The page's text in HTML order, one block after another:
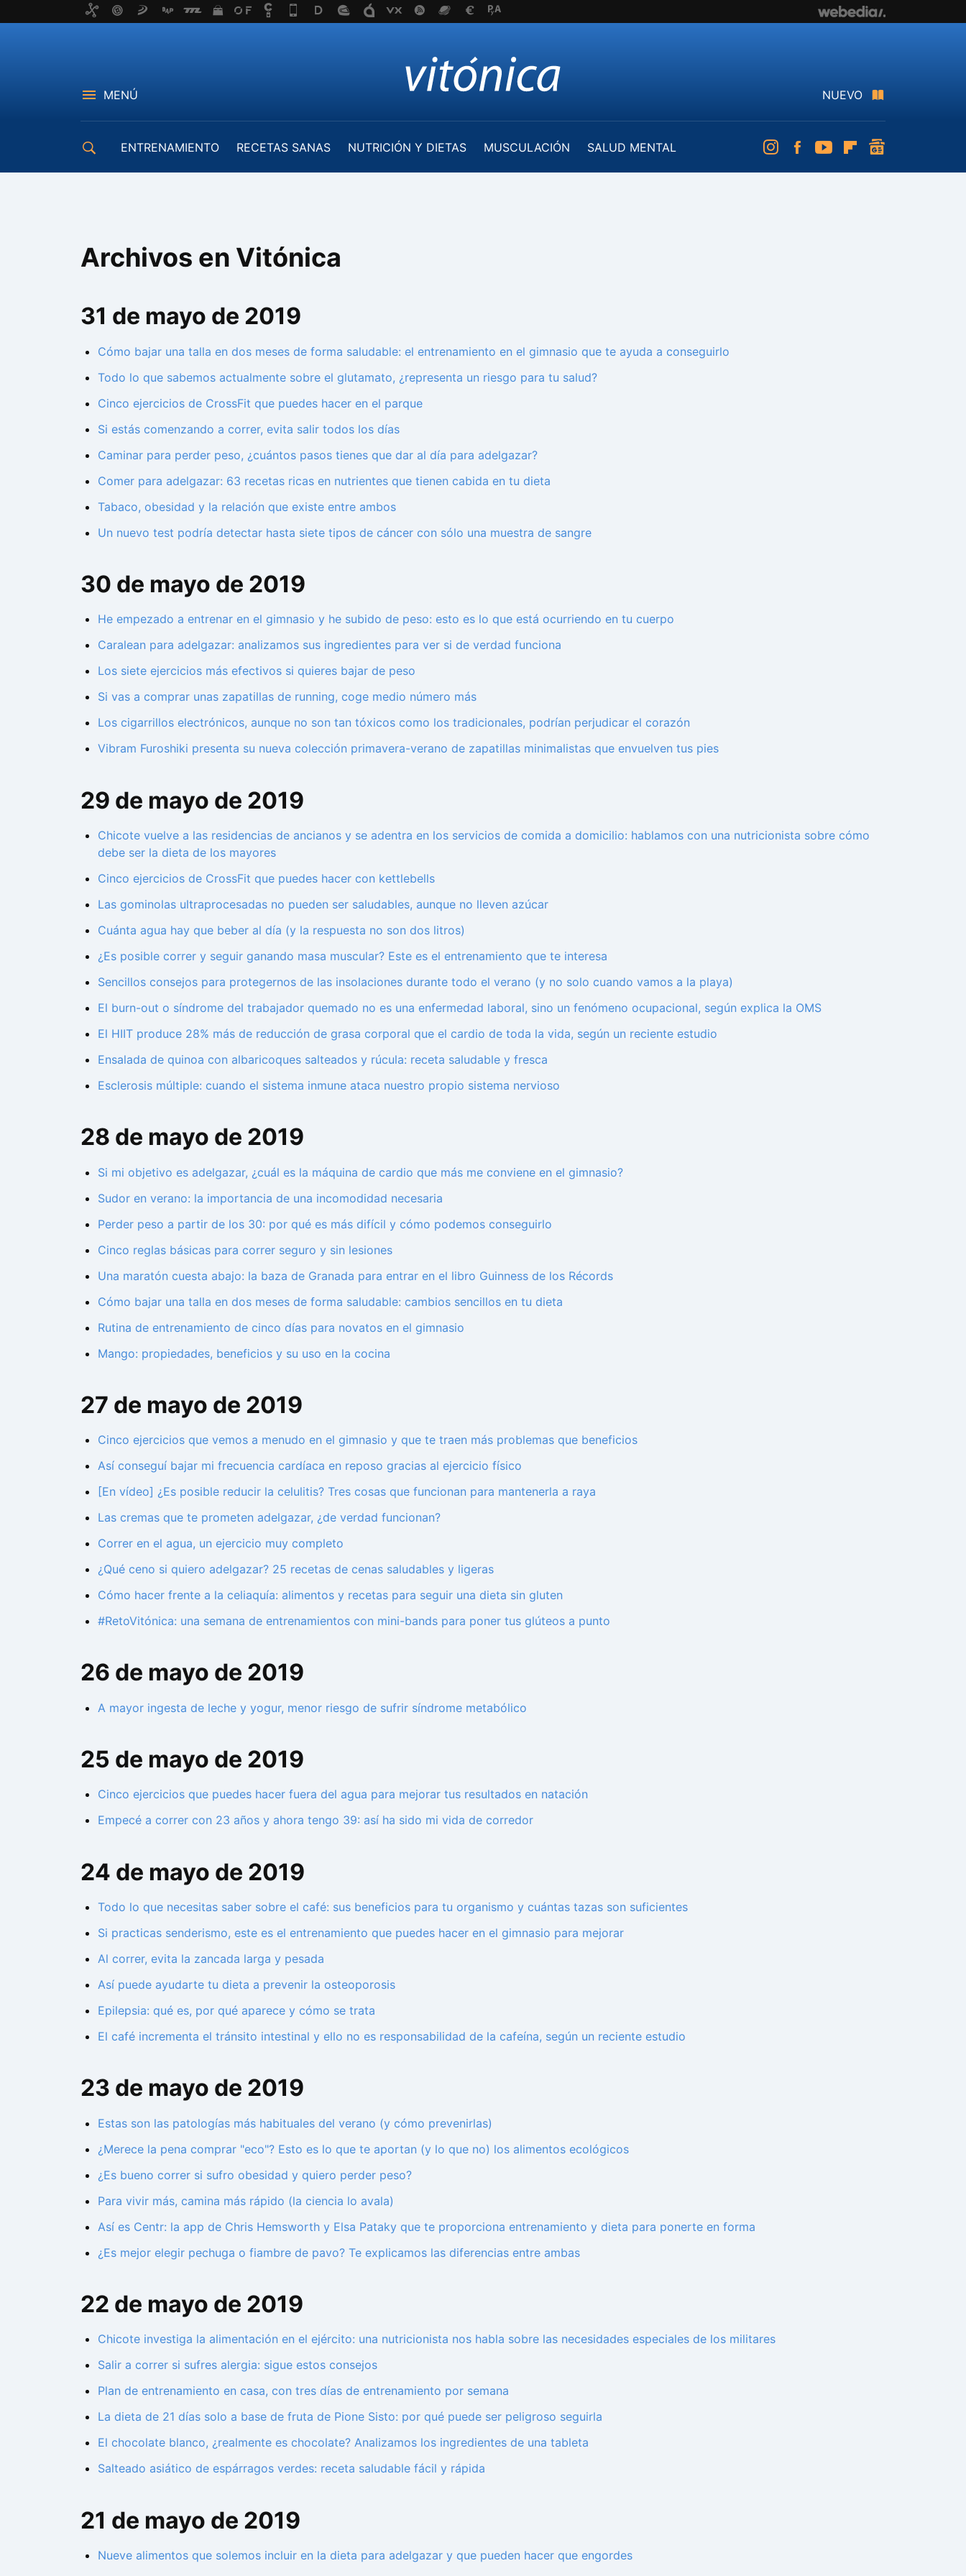
MENÚ NUEVO
ENTRENAMIENTO RECETAS SANAS NUTRICIÓN Y DIETAS MUSCULACIÓN
SALUD MENTAL
InstagramFacebookYoutubeFlipboard
Archivos en Vitónica
31 de mayo de 2019
Cómo bajar una talla en dos meses de forma saludable: el entrenamiento en el gimnasio que te ayuda a conseguirlo
Todo lo que sabemos actualmente sobre el glutamato, ¿representa un riesgo para tu salud?
Cinco ejercicios de CrossFit que puedes hacer en el parque
Si estás comenzando a correr, evita salir todos los días
Caminar para perder peso, ¿cuántos pasos tienes que dar al día para adelgazar?
Comer para adelgazar: 63 recetas ricas en nutrientes que tienen cabida en tu dieta
Tabaco, obesidad y la relación que existe entre ambos
Un nuevo test podría detectar hasta siete tipos de cáncer con sólo una muestra de sangre
30 de mayo de 2019
He empezado a entrenar en el gimnasio y he subido de peso: esto es lo que está ocurriendo en tu cuerpo
Caralean para adelgazar: analizamos sus ingredientes para ver si de verdad funciona
Los siete ejercicios más efectivos si quieres bajar de peso
Si vas a comprar unas zapatillas de running, coge medio número más
Los cigarrillos electrónicos, aunque no son tan tóxicos como los tradicionales, podrían perjudicar el corazón
Vibram Furoshiki presenta su nueva colección primavera-verano de zapatillas minimalistas que envuelven tus pies
29 de mayo de 2019
Chicote vuelve a las residencias de ancianos y se adentra en los servicios de comida a domicilio: hablamos con una nutricionista sobre cómo
debe ser la dieta de los mayores
Cinco ejercicios de CrossFit que puedes hacer con kettlebells
Las gominolas ultraprocesadas no pueden ser saludables, aunque no lleven azúcar
Cuánta agua hay que beber al día (y la respuesta no son dos litros)
¿Es posible correr y seguir ganando masa muscular? Este es el entrenamiento que te interesa
Sencillos consejos para protegernos de las insolaciones durante todo el verano (y no solo cuando vamos a la playa)
El burn-out o síndrome del trabajador quemado no es una enfermedad laboral, sino un fenómeno ocupacional, según explica la OMS
El HIIT produce 28% más de reducción de grasa corporal que el cardio de toda la vida, según un reciente estudio
Ensalada de quinoa con albaricoques salteados y rúcula: receta saludable y fresca
Esclerosis múltiple: cuando el sistema inmune ataca nuestro propio sistema nervioso
28 de mayo de 2019
Si mi objetivo es adelgazar, ¿cuál es la máquina de cardio que más me conviene en el gimnasio?
Sudor en verano: la importancia de una incomodidad necesaria
Perder peso a partir de los 30: por qué es más difícil y cómo podemos conseguirlo
Cinco reglas básicas para correr seguro y sin lesiones
Una maratón cuesta abajo: la baza de Granada para entrar en el libro Guinness de los Récords
Cómo bajar una talla en dos meses de forma saludable: cambios sencillos en tu dieta
Rutina de entrenamiento de cinco días para novatos en el gimnasio
Mango: propiedades, beneficios y su uso en la cocina
27 de mayo de 2019
Cinco ejercicios que vemos a menudo en el gimnasio y que te traen más problemas que beneficios
Así conseguí bajar mi frecuencia cardíaca en reposo gracias al ejercicio físico
[En vídeo] ¿Es posible reducir la celulitis? Tres cosas que funcionan para mantenerla a raya
Las cremas que te prometen adelgazar, ¿de verdad funcionan?
Correr en el agua, un ejercicio muy completo
¿Qué ceno si quiero adelgazar? 25 recetas de cenas saludables y ligeras
Cómo hacer frente a la celiaquía: alimentos y recetas para seguir una dieta sin gluten
#RetoVitónica: una semana de entrenamientos con mini-bands para poner tus glúteos a punto
26 de mayo de 2019
A mayor ingesta de leche y yogur, menor riesgo de sufrir síndrome metabólico
25 de mayo de 2019
Cinco ejercicios que puedes hacer fuera del agua para mejorar tus resultados en natación
Empecé a correr con 23 años y ahora tengo 39: así ha sido mi vida de corredor
24 de mayo de 2019
Todo lo que necesitas saber sobre el café: sus beneficios para tu organismo y cuántas tazas son suficientes
Si practicas senderismo, este es el entrenamiento que puedes hacer en el gimnasio para mejorar
Al correr, evita la zancada larga y pesada
Así puede ayudarte tu dieta a prevenir la osteoporosis
Epilepsia: qué es, por qué aparece y cómo se trata
El café incrementa el tránsito intestinal y ello no es responsabilidad de la cafeína, según un reciente estudio
23 de mayo de 2019
Estas son las patologías más habituales del verano (y cómo prevenirlas)
¿Merece la pena comprar "eco"? Esto es lo que te aportan (y lo que no) los alimentos ecológicos
¿Es bueno correr si sufro obesidad y quiero perder peso?
Para vivir más, camina más rápido (la ciencia lo avala)
Así es Centr: la app de Chris Hemsworth y Elsa Pataky que te proporciona entrenamiento y dieta para ponerte en forma
¿Es mejor elegir pechuga o fiambre de pavo? Te explicamos las diferencias entre ambas
22 de mayo de 2019
Chicote investiga la alimentación en el ejército: una nutricionista nos habla sobre las necesidades especiales de los militares
Salir a correr si sufres alergia: sigue estos consejos
Plan de entrenamiento en casa, con tres días de entrenamiento por semana
La dieta de 21 días solo a base de fruta de Pione Sisto: por qué puede ser peligroso seguirla
El chocolate blanco, ¿realmente es chocolate? Analizamos los ingredientes de una tableta
Salteado asiático de espárragos verdes: receta saludable fácil y rápida
21 de mayo de 2019
Nueve alimentos que solemos incluir en la dieta para adelgazar y que pueden hacer que engordes